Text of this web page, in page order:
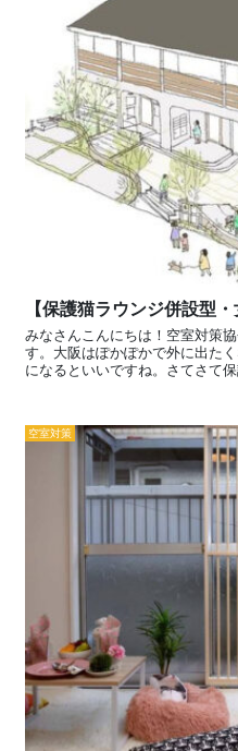
【保護猫ラウンジ併設型
みなさんこんにちは！空室対策
す。大阪はぽかぽかで外に出た
になるといいですね。さてさて
初オープンハウスを11/23（祝
PRTIMESさんにリリースされて
ります、ぜひご一覧...
空室対策